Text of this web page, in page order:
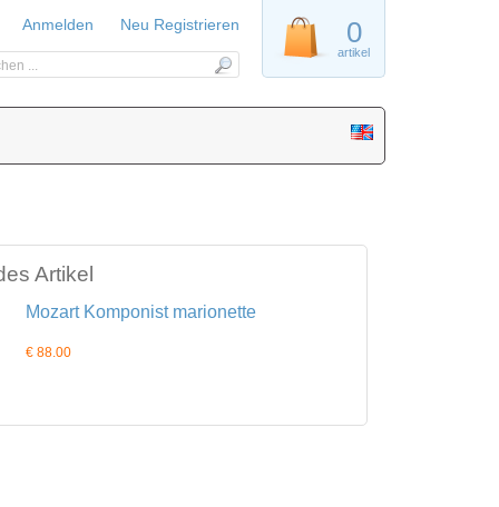
Artikel
Mozart Komponist marionette
€ 88.00
0
artikel
Anmelden Neu Registrieren